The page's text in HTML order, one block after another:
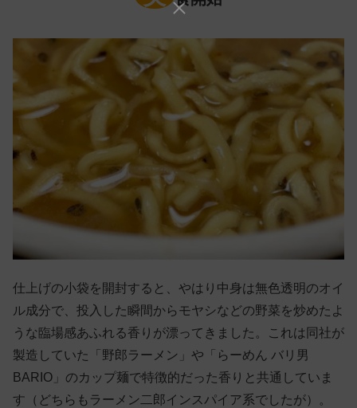
仕上げの小袋を開封すると、やはり中身は無色透明のオイ
ル成分で、投入した瞬間からモヤシなどの野菜を炒めたよ
うな臨場感あふれる香りが漂ってきました。これは同社が
製造していた「野郎ラーメン」や「らーめん バリ男
BARIO」のカップ麺で特徴的だった香りと共通していま
す（どちらもラーメン二郎インスパイア系でしたが）。